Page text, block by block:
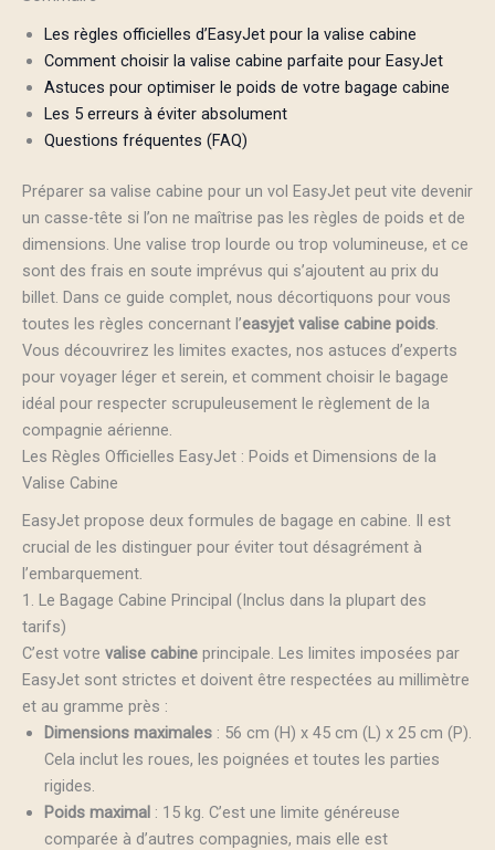
Les règles officielles d’EasyJet pour la valise cabine
Comment choisir la valise cabine parfaite pour EasyJet
Astuces pour optimiser le poids de votre bagage cabine
Les 5 erreurs à éviter absolument
Questions fréquentes (FAQ)
Préparer sa valise cabine pour un vol EasyJet peut vite devenir
un casse-tête si l’on ne maîtrise pas les règles de poids et de
dimensions. Une valise trop lourde ou trop volumineuse, et ce
sont des frais en soute imprévus qui s’ajoutent au prix du
billet. Dans ce guide complet, nous décortiquons pour vous
toutes les règles concernant l’easyjet valise cabine poids
Vous découvrirez les limites exactes, nos astuces d’experts
pour voyager léger et serein, et comment choisir le bagage
idéal pour respecter scrupuleusement le règlement de la
compagnie aérienne.
Les Règles Officielles EasyJet : Poids et Dimensions de la
Valise Cabine
EasyJet propose deux formules de bagage en cabine. Il est
crucial de les distinguer pour éviter tout désagrément à
l’embarquement.
1. Le Bagage Cabine Principal (Inclus dans la plupart des
tarifs)
C’est votre valise cabine principale. Les limites imposées par
EasyJet sont strictes et doivent être respectées au millimètre
et au gramme près :
Dimensions maximales : 56 cm (H) x 45 cm (L) x 25 cm (P).
Cela inclut les roues, les poignées et toutes les parties
rigides.
Poids maximal : 15 kg. C’est une limite généreuse
comparée à d’autres compagnies, mais elle est